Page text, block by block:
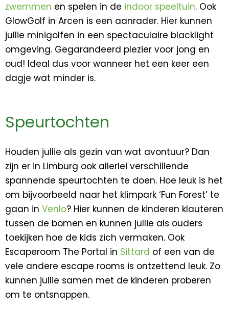
zwemmen en spelen in de indoor speeltuin. Ook
GlowGolf in Arcen is een aanrader. Hier kunnen
jullie minigolfen in een spectaculaire blacklight
omgeving. Gegarandeerd plezier voor jong en
oud! Ideal dus voor wanneer het een keer een
dagje wat minder is.
Speurtochten
Houden jullie als gezin van wat avontuur? Dan
zijn er in Limburg ook allerlei verschillende
spannende speurtochten te doen. Hoe leuk is het
om bijvoorbeeld naar het klimpark ‘Fun Forest’ te
gaan in Venlo? Hier kunnen de kinderen klauteren
tussen de bomen en kunnen jullie als ouders
toekijken hoe de kids zich vermaken. Ook
Escaperoom The Portal in Sittard of een van de
vele andere escape rooms is ontzettend leuk. Zo
kunnen jullie samen met de kinderen proberen
om te ontsnappen.